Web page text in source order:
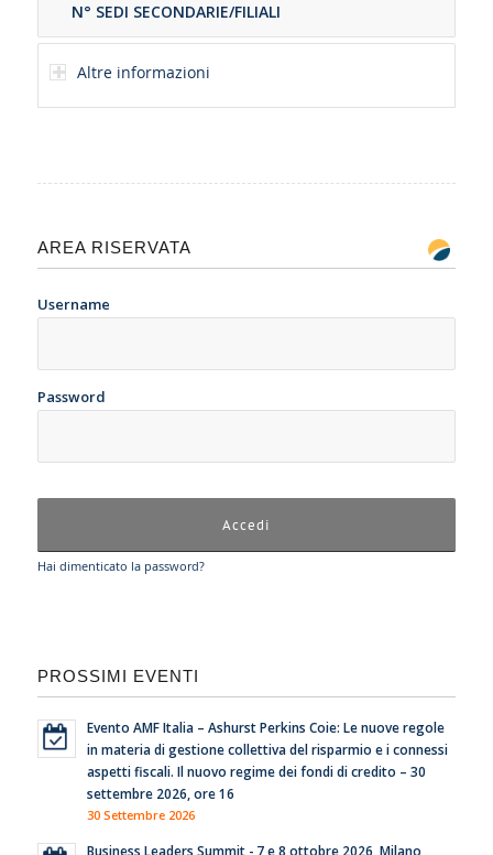
N° SEDI SECONDARIE/FILIALI
Altre informazioni
AREA RISERVATA
Username
Password
Hai dimenticato la password?
PROSSIMI EVENTI
Evento AMF Italia – Ashurst Perkins Coie: Le nuove regole
in materia di gestione collettiva del risparmio e i connessi
aspetti fiscali. Il nuovo regime dei fondi di credito – 30
settembre 2026, ore 16
30 Settembre 2026
Business Leaders Summit - 7 e 8 ottobre 2026, Milano